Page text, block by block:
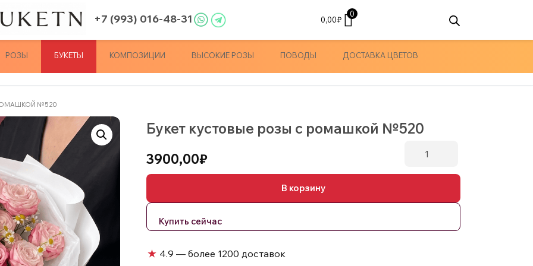
+7 (993) 016-48-31 0,00₽
0
РОЗЫ БУКЕТЫ КОМПОЗИЦИИ ВЫСОКИЕ РОЗЫ ПОВОДЫ ДОСТАВКА ЦВЕТОВ
№520
Букет кустовые розы с ромашкой №520
3900,00₽
товара
Букет
розы
ромашкой
В корзину
★ 4.9 — более 1200 доставок